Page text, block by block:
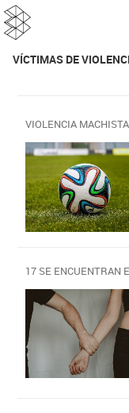
VÍCTIMAS DE
VIOLENCIA MACHISTA
17 SE ENCUENTRAN